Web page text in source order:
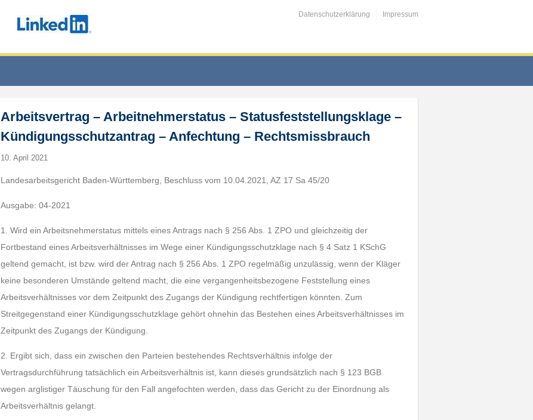
Datenschutzerklärung Impressum
Arbeitsvertrag – Arbeitnehmerstatus – Statusfeststellungsklage –
Kündigungsschutzantrag – Anfechtung – Rechtsmissbrauch
10. April 2021
Landesarbeitsgericht Baden-Württemberg, Beschluss vom 10.04.2021, AZ 17 Sa 45/20
Ausgabe: 04-2021
1. Wird ein Arbeitsnehmerstatus mittels eines Antrags nach § 256 Abs. 1 ZPO und gleichzeitig der
Fortbestand eines Arbeitsverhältnisses im Wege einer Kündigungsschutzklage nach § 4 Satz 1 KSchG
geltend gemacht, ist bzw. wird der Antrag nach § 256 Abs. 1 ZPO regelmäßig unzulässig, wenn der Kläger
keine besonderen Umstände geltend macht, die eine vergangenheitsbezogene Feststellung eines
Arbeitsverhältnisses vor dem Zeitpunkt des Zugangs der Kündigung rechtfertigen könnten. Zum
Streitgegenstand einer Kündigungsschutzklage gehört ohnehin das Bestehen eines Arbeitsverhältnisses im
Zeitpunkt des Zugangs der Kündigung.
2. Ergibt sich, dass ein zwischen den Parteien bestehendes Rechtsverhältnis infolge der
Vertragsdurchführung tatsächlich ein Arbeitsverhältnis ist, kann dieses grundsätzlich nach § 123 BGB
wegen arglistiger Täuschung für den Fall angefochten werden, dass das Gericht zu der Einordnung als
Arbeitsverhältnis gelangt.